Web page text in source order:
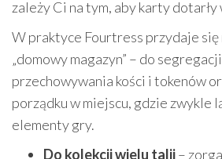
zależy Ci na tym, aby karty
W praktyce Fourtress przydaje się
„domowy magazyn” – do
przechowywania kości i tokenów
porządku w miejscu, gdzie zwykle
elementy gry.
Do kolekcji wielu talii–